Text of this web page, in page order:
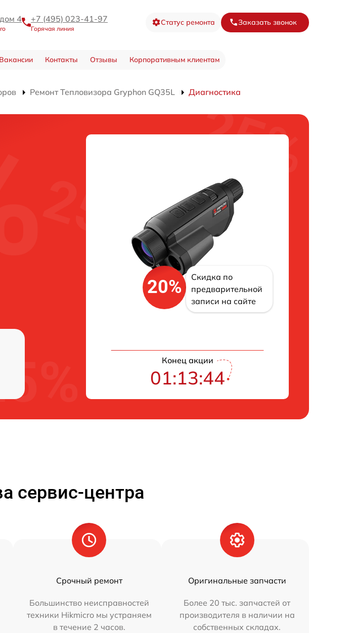
4 +7 (495) 023-41-97
Горячая линия
Статус ремонта Заказать звонок
Вакансии Контакты Отзывы Корпоративным клиентам
Ремонт Тепловизора Gryphon GQ35L Диагностика
20%
Скидка по
предварительной
записи на сайте
Конец акции
01:13:43
сервис-центра
Срочный ремонт
Большинство неисправностей
техники Hikmicro мы устраняем
в течение 2 часов.
Оригинальные запчасти
Более 20 тыс. запчастей от
производителя в наличии на
собственных складах.